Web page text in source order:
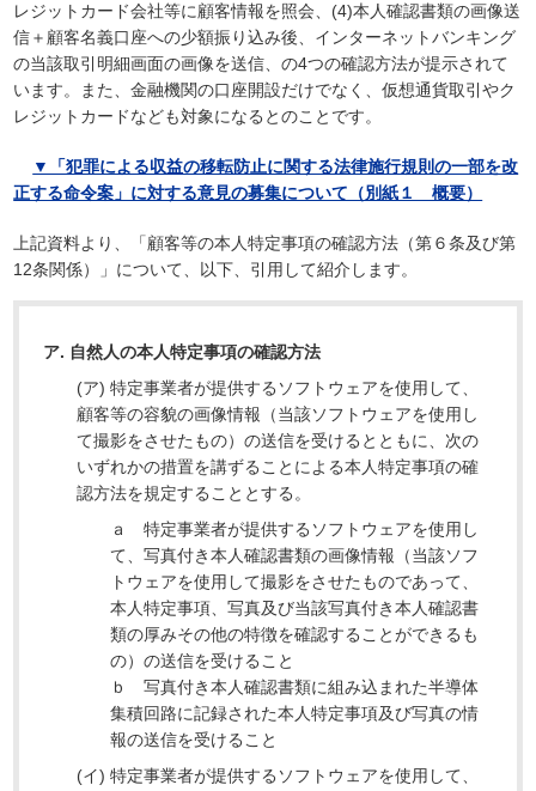
レジットカード会社等に顧客情報を照会、(4)本人確認書類の画像送
信＋顧客名義口座への少額振り込み後、インターネットバンキング
の当該取引明細画面の画像を送信、の4つの確認方法が提示されて
います。また、金融機関の口座開設だけでなく、仮想通貨取引やク
レジットカードなども対象になるとのことです。
▼「犯罪による収益の移転防止に関する法律施行規則の一部を改
正する命令案」に対する意見の募集について（別紙１ 概要）
上記資料より、「顧客等の本人特定事項の確認方法（第６条及び第
12条関係）」について、以下、引用して紹介します。
ア. 自然人の本人特定事項の確認方法
(ア) 特定事業者が提供するソフトウェアを使用して、
顧客等の容貌の画像情報（当該ソフトウェアを使用し
て撮影をさせたもの）の送信を受けるとともに、次の
いずれかの措置を講ずることによる本人特定事項の確
認方法を規定することとする。
ａ 特定事業者が提供するソフトウェアを使用し
て、写真付き本人確認書類の画像情報（当該ソフ
トウェアを使用して撮影をさせたものであって、
本人特定事項、写真及び当該写真付き本人確認書
類の厚みその他の特徴を確認することができるも
の）の送信を受けること
ｂ 写真付き本人確認書類に組み込まれた半導体
集積回路に記録された本人特定事項及び写真の情
報の送信を受けること
(イ) 特定事業者が提供するソフトウェアを使用して、